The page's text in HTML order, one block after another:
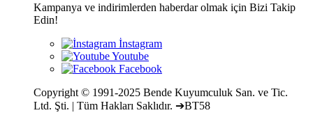
Kampanya ve indirimlerden haberdar olmak için Bizi Takip
Edin!
Copyright © 1991-2025 Bende Kuyumculuk San. ve Tic.
Ltd. Şti. | Tüm Hakları Saklıdır. ➔BT58